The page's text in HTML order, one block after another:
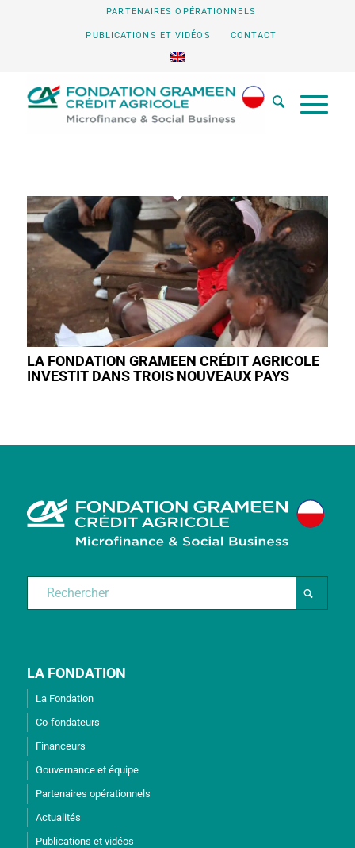
PARTENAIRES OPÉRATIONNELS
PUBLICATIONS ET VIDÉOS CONTACT
LA FONDATION GRAMEEN CRÉDIT AGRICOLE
INVESTIT DANS TROIS NOUVEAUX PAYS
LA FONDATION
La Fondation
Co-fondateurs
Financeurs
Gouvernance et équipe
Partenaires opérationnels
Actualités
Publications et vidéos